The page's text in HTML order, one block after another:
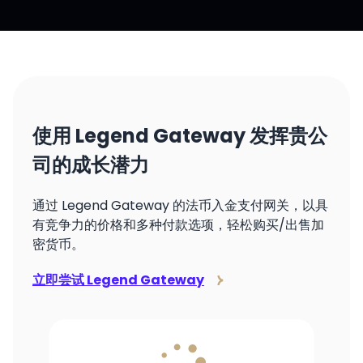
使用 Legend Gateway 发挥贵公
司的成长潜力
通过 Legend Gateway 的法币入金支付网关，以具
有竞争力的价格和多种付款选项，轻松购买/出售加
密货币。
立即尝试 Legend Gateway